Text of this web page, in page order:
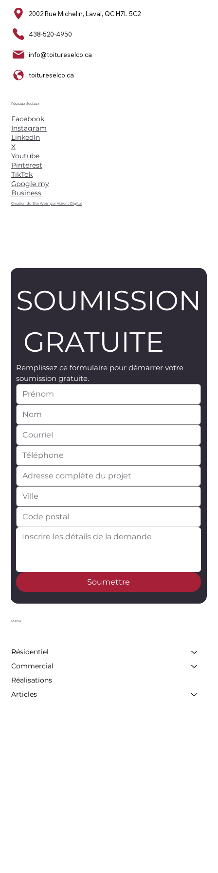
2002 Rue Michelin, Laval, QC H7L 5C2
438-520-4950
info@toitureselco.ca
toitureselco.ca
Réseaux Sociaux
Facebook
Instagram
LinkedIn
X
Youtube
Pinterest
TikTok
Google my
Business
Creation du Site Web par Vizions Digital
SOUMISSION
GRATUITE
Remplissez ce formulaire pour démarrer votre
soumission gratuite.
Soumettre
Menu
Résidentiel
Commercial
Réalisations
Articles